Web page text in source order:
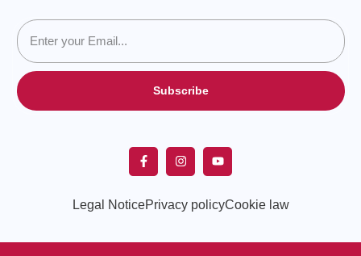
Subscribe
Legal NoticePrivacy policyCookie law